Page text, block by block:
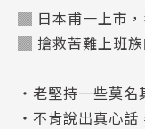
▓ 日本甫一上市，
▓ 搶救苦難上班
‧老堅持一些莫名
‧不肯說出真心話